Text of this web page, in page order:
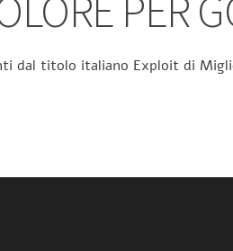
dal titolo italiano Exploit di